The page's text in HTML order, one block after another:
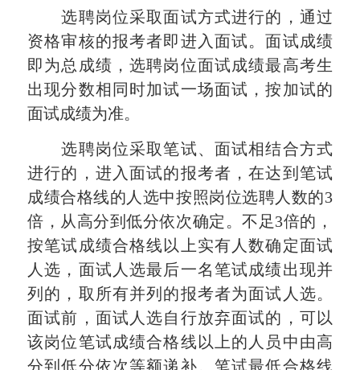
选聘岗位采取面试方式进行的，通过
资格审核的报考者即进入面试。面试成绩
即为总成绩，选聘岗位面试成绩最高考生
出现分数相同时加试一场面试，按加试的
面试成绩为准。
选聘岗位采取笔试、面试相结合方式
进行的，进入面试的报考者，在达到笔试
成绩合格线的人选中按照岗位选聘人数的3
倍，从高分到低分依次确定。不足3倍的，
按笔试成绩合格线以上实有人数确定面试
人选，面试人选最后一名笔试成绩出现并
列的，取所有并列的报考者为面试人选。
面试前，面试人选自行放弃面试的，可以
该岗位笔试成绩合格线以上的人员中由高
分到低分依次等额递补。笔试最低合格线